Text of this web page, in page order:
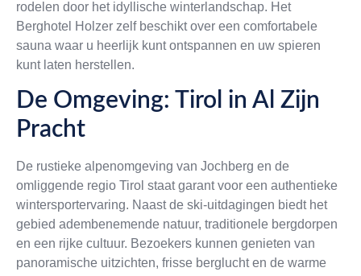
rodelen door het idyllische winterlandschap. Het
Berghotel Holzer zelf beschikt over een comfortabele
sauna waar u heerlijk kunt ontspannen en uw spieren
kunt laten herstellen.
De Omgeving: Tirol in Al Zijn
Pracht
De rustieke alpenomgeving van Jochberg en de
omliggende regio Tirol staat garant voor een authentieke
wintersportervaring. Naast de ski-uitdagingen biedt het
gebied adembenemende natuur, traditionele bergdorpen
en een rijke cultuur. Bezoekers kunnen genieten van
panoramische uitzichten, frisse berglucht en de warme